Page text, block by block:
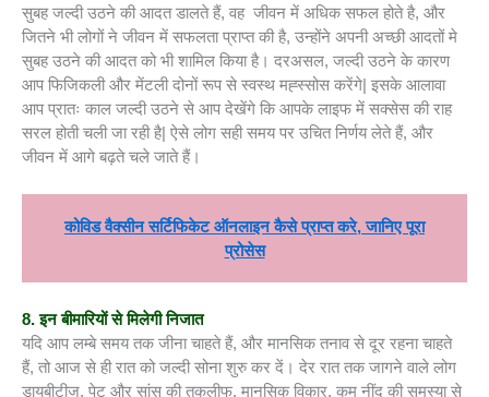
सुबह जल्दी उठने की आदत डालते हैं, वह जीवन में अधिक सफल होते है, और
जितने भी लोगों ने जीवन में सफलता प्राप्त की है, उन्होंने अपनी अच्छी आदतों मे
सुबह उठने की आदत को भी शामिल किया है। दरअसल, जल्दी उठने के कारण
आप फिजिकली और मेंटली दोनों रूप से स्वस्थ मह्स्सोस करेंगे| इसके आलावा
आप प्रातः काल जल्दी उठने से आप देखेंगे कि आपके लाइफ में सक्सेस की राह
सरल होती चली जा रही है| ऐसे लोग सही समय पर उचित निर्णय लेते हैं, और
जीवन में आगे बढ़ते चले जाते हैं।
कोविड वैक्सीन सर्टिफिकेट ऑनलाइन कैसे प्राप्त करे, जानिए पूरा
प्रोसेस
8. इन बीमारियों से मिलेगी निजात
यदि आप लम्बे समय तक जीना चाहते हैं, और मानसिक तनाव से दूर रहना चाहते
हैं, तो आज से ही रात को जल्दी सोना शुरु कर दें। देर रात तक जागने वाले लोग
डायबीटीज, पेट और सांस की तकलीफ, मानसिक विकार, कम नींद की समस्या से